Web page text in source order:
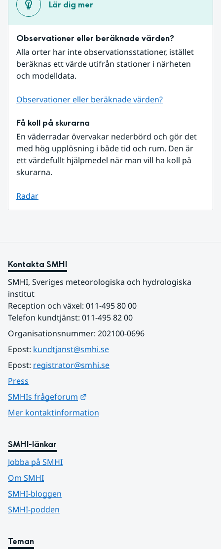
Lär dig mer
Observationer eller beräknade värden?
Alla orter har inte observationsstationer, istället
beräknas ett värde utifrån stationer i närheten
och modelldata.
Observationer eller beräknade värden?
Få koll på skurarna
En väderradar övervakar nederbörd och gör det
med hög upplösning i både tid och rum. Den är
ett värdefullt hjälpmedel när man vill ha koll på
skurarna.
Radar
Kontakta SMHI
SMHI, Sveriges meteorologiska och hydrologiska
institut
Reception och växel: 011-495 80 00
Telefon kundtjänst: 011-495 82 00
Organisationsnummer: 202100-0696
Epost: kundtjanst@smhi.se
Epost: registrator@smhi.se
Press
SMHIs frågeforum
Mer kontaktinformation
SMHI-länkar
Jobba på SMHI
Om SMHI
SMHI-bloggen
SMHI-podden
Teman